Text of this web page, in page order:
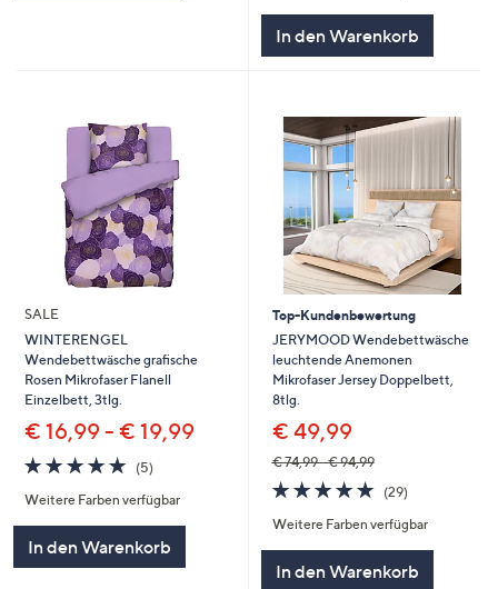
In den Warenkorb
SALE
WINTERENGEL
Wendebettwäsche grafische
Rosen Mikrofaser Flanell
Einzelbett, 3tlg.
€ 16,99 - € 19,99
4.8
von
5
(5)5
Weitere Farben verfügbar
In den Warenkorb
Top-Kundenbewertung
JERYMOOD Wendebettwäsche
leuchtende Anemonen
Mikrofaser Jersey Doppelbett,
8tlg.
€ 49,99
€ 74,99 - € 94,99
4.8
von
5
(29)29
Weitere Farben verfügbar
In den Warenkorb